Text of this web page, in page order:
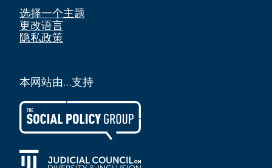
选择一个主题
更改语言
隐私政策
本网站由…支持